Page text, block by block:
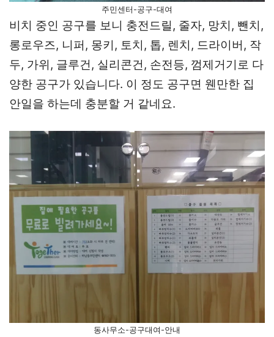
주민센터-공구-대여
비치 중인 공구를 보니 충전드릴, 줄자, 망치, 뺀치,
롱로우즈, 니퍼, 몽키, 토치, 톱, 렌치, 드라이버, 작
두, 가위, 글루건, 실리콘건, 손전등, 껌제거기로 다
양한 공구가 있습니다. 이 정도 공구면 웬만한 집
안일을 하는데 충분할 거 같네요.
동사무소-공구대여-안내